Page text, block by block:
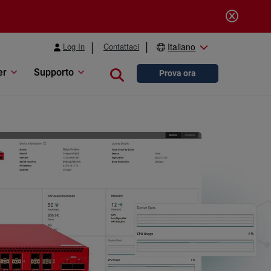
Log In Contattaci Italiano
Supporto Close searchProva ora